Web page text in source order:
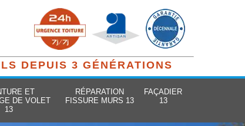
DEPUIS 3 GÉNÉRATIONS
ET
DE VOLET
13
RÉPARATION
FISSURE MURS 13
FAÇADIER
13